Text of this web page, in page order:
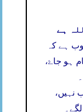
ہے
ہے کہ
ہو جاۓ،
نہیں،